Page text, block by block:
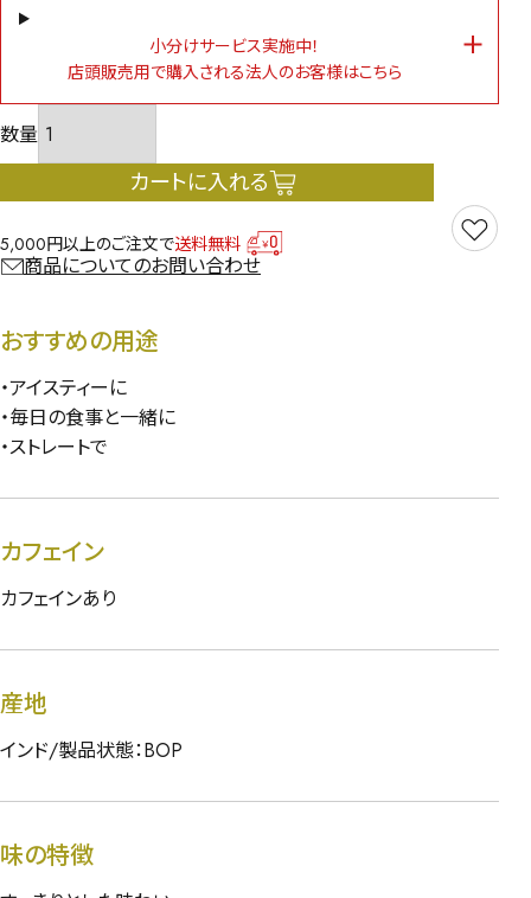
小分けサービス実施中！
店頭販売用で購入される法人のお客様はこちら
カートに入れる
5,000円以上のご注文で送料無料
商品についてのお問い合わせ
おすすめの用途
・アイスティーに
・毎日の食事と一緒に
・ストレートで
カフェイン
カフェインあり
産地
インド/製品状態：BOP
味の特徴